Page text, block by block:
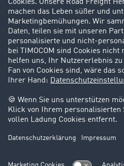
Karriere
Support
Kontakt
Rechtliches
Impressum
AGB